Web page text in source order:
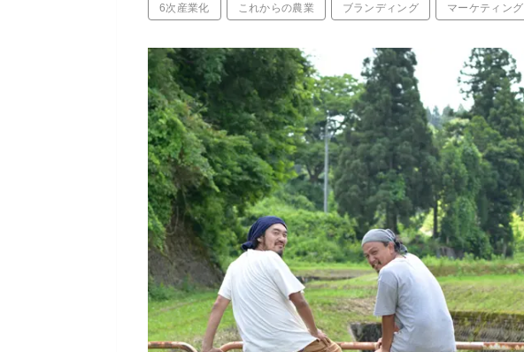
6次産業化 これからの農業 ブランディング マーケティング